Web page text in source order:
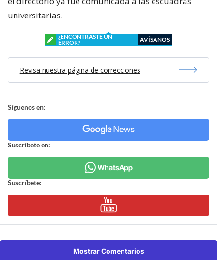
universitarias.
¿ENCONTRASTE UN
ERROR?
AVÍSANOS
Revisa nuestra página de correcciones
Síguenos en:
Suscríbete en:
Suscríbete:
Mostrar Comentarios